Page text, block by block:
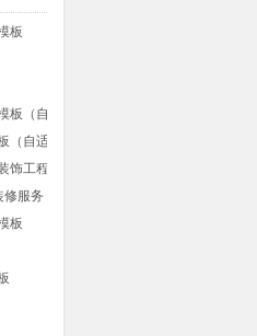
板
板（自
（自适
饰工程
站源
修服务
网站
板